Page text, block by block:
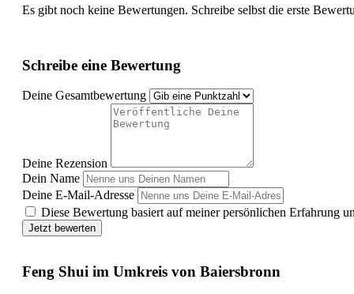
Es gibt noch keine Bewertungen. Schreibe selbst die erste
Schreibe eine Bewertung
Deine Gesamtbewertung
Deine Rezension
Dein Name
Deine E-Mail-Adresse
Diese Bewertung basiert auf meiner persönlichen Erfahrung
Jetzt bewerten
Feng Shui im Umkreis von Baiersbronn